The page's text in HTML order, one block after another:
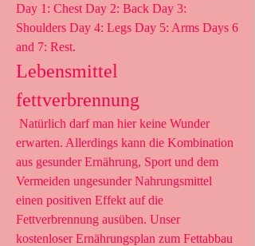
Day 1: Chest Day 2: Back Day 3:
Shoulders Day 4: Legs Day 5: Arms Days 6
and 7: Rest.
Lebensmittel
fettverbrennung
erwarten. Allerdings kann die Kombination
aus gesunder Ernährung, Sport und dem
Vermeiden ungesunder Nahrungsmittel
einen positiven Effekt auf die
Fettverbrennung ausüben. Unser
kostenloser Ernährungsplan zum Fettabbau